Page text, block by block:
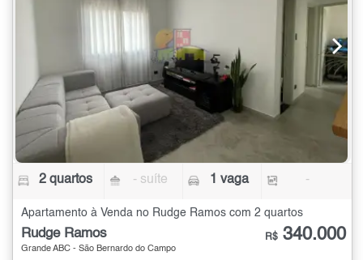
2 quartos - suíte 1 vaga -
Apartamento à Venda no Rudge Ramos com 2 quartos
Rudge Ramos
Grande ABC - São Bernardo do Campo
R$ 340.000